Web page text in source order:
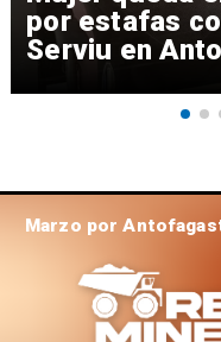
por estafas
Serviu en
Marzo por